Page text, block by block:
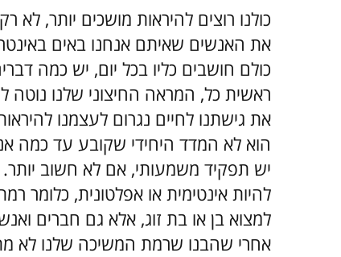
כולנו רוצים להיראות מושכים יותר,
את האנשים שאיתם אנחנו באים
כולם חושבים כליו בכל יום, יש כמה
ראשית כל, המראה החיצוני שלנו
את גישתנו לחיים נגרום לעצמנו
הוא לא המדד היחידי שקובע עד כמה
יש תפקיד משמעותי, אם לא חשוב יותר.
להיות אינטימית או אפלטונית, כלומר
למצוא בן או בת זוג, אלא גם חברים
אחרי שהבנו שרמת המשיכה שלנו לא